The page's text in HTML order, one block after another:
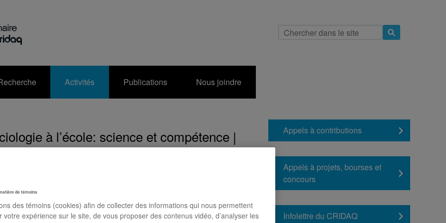
Activités Publications Nous joindre
à l’école: science et compétence |
et citoyenneté québécoise,
2
2024, 12h00 à 13h30
| Inscription obligatoire (sans frais): remplissez le
au bas de cette page pour obtenir le lien Zoom
Appels à contributions
Appels à projets, bourses et
concours
Infolettre du CRIDAQ
de témoins
des témoins (cookies) afin de collecter des informations qui nous permettent
votre expérience sur le site, de vous proposer des contenus vidéo, d’analyser les